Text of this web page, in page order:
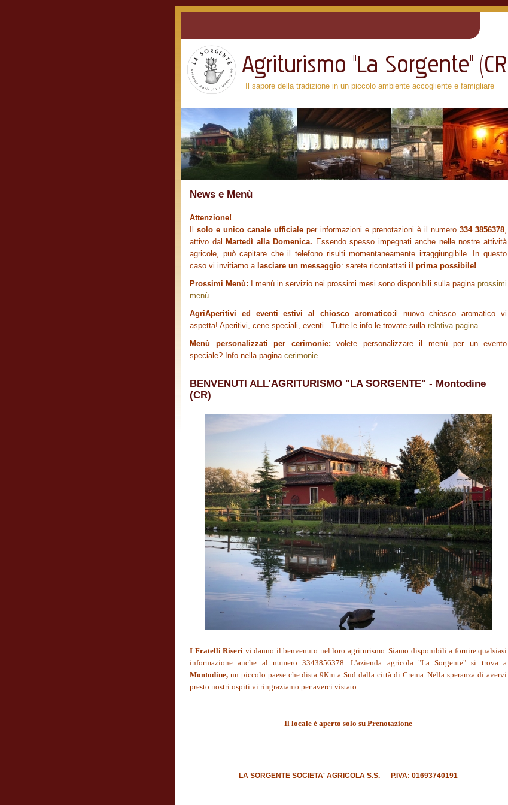
Il sapore della tradizione in un piccolo ambiente accogliente e famigliare
News e Menù
Attenzione!
solo e unico canale ufficiale per informazioni e prenotazioni è il numero 334 3856378,
attivo dal Martedì alla Domenica. Essendo spesso impegnati anche nelle nostre attività
agricole, può capitare che il telefono risulti momentaneamente irraggiungibile. In questo
caso vi invitiamo a lasciare un messaggio: sarete ricontattati il prima possibile!
Prossimi Menù: I menù in servizio nei prossimi mesi sono disponibili sulla pagina prossimi
menù.
AgriAperitivi ed eventi estivi al chiosco aromatico:il nuovo chiosco aromatico vi
aspetta! Aperitivi, cene speciali, eventi...Tutte le info le trovate sulla relativa pagina
Menù personalizzati per cerimonie: volete personalizzare il menù per un evento
speciale? Info nella pagina cerimonie
BENVENUTI ALL'AGRITURISMO "LA SORGENTE" - Montodine
(CR)
I Fratelli Riseri vi danno il benvenuto nel loro agriturismo. Siamo disponibili a fornire qualsiasi
informazione anche al numero 3343856378. L'azienda agricola "La Sorgente" si trova a
Montodine, un piccolo paese che dista 9Km a Sud dalla città di Crema. Nella speranza di avervi
presto nostri ospiti vi ringraziamo per averci vistato.
Il locale è aperto solo su Prenotazione
LA SORGENTE SOCIETA' AGRICOLA S.S. P.IVA: 01693740191